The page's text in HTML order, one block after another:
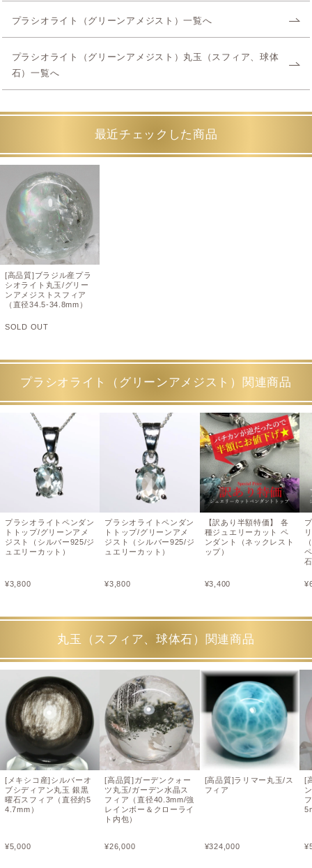
プラシオライト（グリーンアメジスト）一覧へ
プラシオライト（グリーンアメジスト）丸玉（スフィア、球体
石）一覧へ
最近チェックした商品
[高品質]ブラジル産プラ
シオライト丸玉/グリー
ンアメジストスフィア
（直径34.5-34.8mm）
SOLD OUT
プラシオライト（グリーンアメジスト）関連商品
プラシオライトペンダン
トトップ/グリーンアメ
ジスト（シルバー925/ジ
ュエリーカット）
¥3,800
プラシオライトペンダン
トトップ/グリーンアメ
ジスト（シルバー925/ジ
ュエリーカット）
¥3,800
【訳あり半額特価】 各
種ジュエリーカット ペ
ンダント（ネックレスト
ップ）
¥3,400 ¥
丸玉（スフィア、球体石）関連商品
[メキシコ産]シルバーオ
ブシディアン丸玉 銀黒
曜石スフィア（直径約5
4.7mm）
¥5,000
[高品質]ガーデンクォー
ツ丸玉/ガーデン水晶ス
フィア（直径40.3mm/強
レインボー＆クローライ
ト内包）
¥26,000
[高品質]ラリマー丸玉/ス
フィア
¥324,000
[
¥